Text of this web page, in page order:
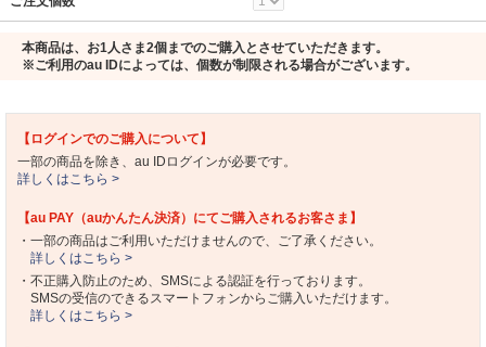
本商品は、お1人さま2個までのご購入とさせていただきます。
※ご利用のau IDによっては、個数が制限される場合がございます。
【ログインでのご購入について】
一部の商品を除き、au IDログインが必要です。
詳しくはこちら >
【au PAY（auかんたん決済）にてご購入されるお客さま】
・一部の商品はご利用いただけませんので、ご了承ください。
詳しくはこちら >
・不正購入防止のため、SMSによる認証を行っております。
SMSの受信のできるスマートフォンからご購入いただけます。
詳しくはこちら >